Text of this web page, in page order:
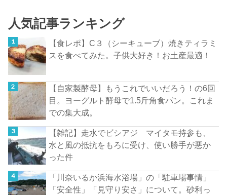
人気記事ランキング
【食レポ】C３（シーキューブ）焼きティラミ
スを食べてみた。子供大好き！お土産最適！
【自家製酵母】もうこれでいいだろう！の6回
目。ヨーグルト酵母で1.5斤角食パン。これま
での集大成。
【雑記】走水でビシアジ マイタモ持参も、
水と風の抵抗をもろに受け、使い勝手が悪か
った件
「川奈いるか浜海水浴場」の「駐車場事情」
「安全性」「見守り安さ」について。砂利っ